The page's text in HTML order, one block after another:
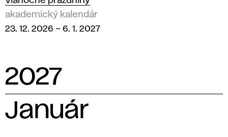
akademický kalendár
23. 12. 2026 – 6. 1. 2027
Január
2027